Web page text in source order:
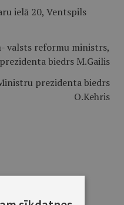
ielā 20, Ventspils
valsts reformu ministrs,
biedrs M.Gailis
prezidenta biedrs
O.Kehris